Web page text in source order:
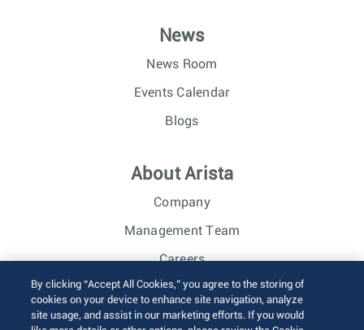
News
News Room
Events Calendar
Blogs
About Arista
Company
Management Team
Careers
Investor Relations
By clicking “Accept All Cookies,” you agree to the storing of
cookies on your device to enhance site navigation, analyze
site usage, and assist in our marketing efforts. If you would